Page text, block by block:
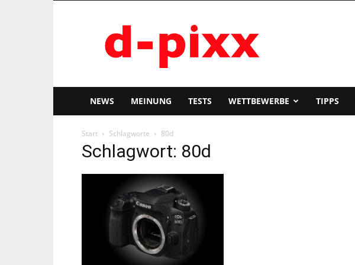
pixx
NEWS MEINUNG TESTS WETTBEWERBE TIPPS
Start Schlagworte 80d
Schlagwort: 80d